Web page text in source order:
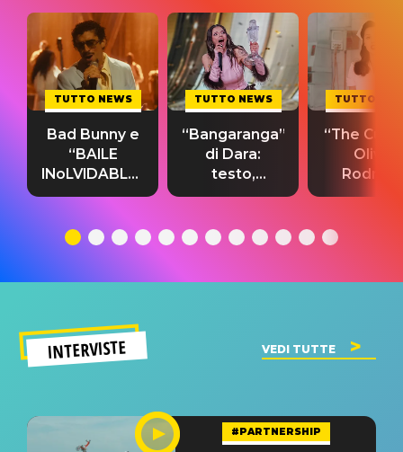
TUTTO NEWS
Bad Bunny e
“BAILE
INoLVIDABLE”:
testo,
significato
TUTTO NEWS
“Bangaranga”
di Dara:
testo,
traduzione e
del singolo
TUTTO
“The
Olivia
testo,
INTERVISTE VEDI TUTTE
#PARTNERSHIP